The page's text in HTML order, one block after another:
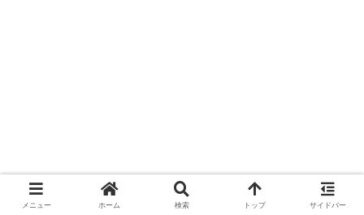
メニュー ホーム 検索 トップ サイドバー